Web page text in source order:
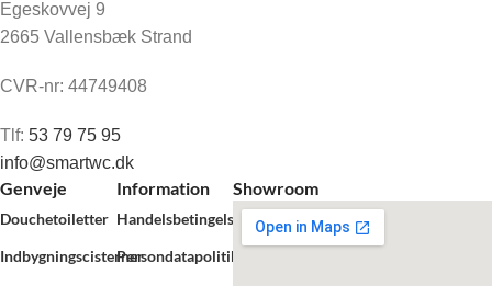
Egeskovvej 9
2665 Vallensbæk Strand
CVR-nr: 44749408
Tlf: 53 79 75 95
info@smartwc.dk
Genveje
Douchetoiletter
Indbygningscisterner
Information
Handelsbetingelser
Persondatapolitik
Showroom